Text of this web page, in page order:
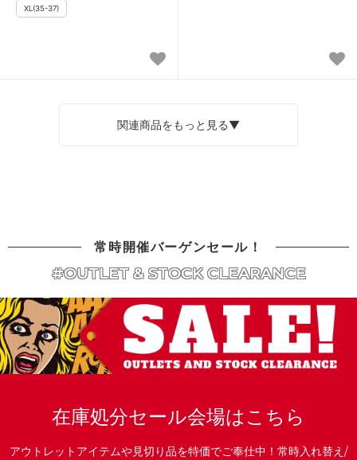
関連商品をもっと見る▼
常時開催バーゲンセール！
#OUTLET & STOCK CLEARANCE
在庫処分セール会場はこちら
アウトレットアイテムや見切り品を特価でご奉仕中！常時入れ替え/